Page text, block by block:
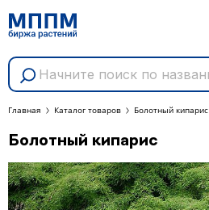
Главная Каталог товаров Болотный кипарис
Болотный кипарис